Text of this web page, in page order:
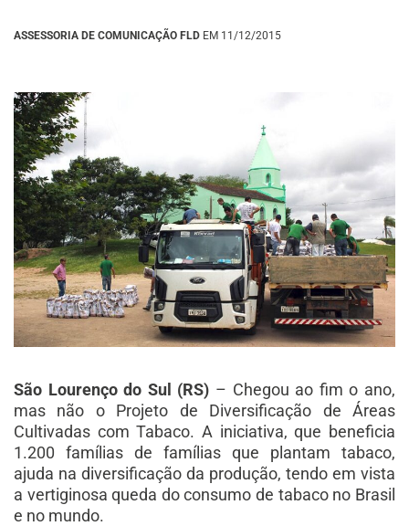
ASSESSORIA DE COMUNICAÇÃO FLD EM 11/12/2015
São Lourenço do Sul (RS) – Chegou ao fim o ano,
mas não o Projeto de Diversificação de Áreas
Cultivadas com Tabaco. A iniciativa, que beneficia
1.200 famílias de famílias que plantam tabaco,
ajuda na diversificação da produção, tendo em vista
a vertiginosa queda do consumo de tabaco no Brasil
e no mundo.